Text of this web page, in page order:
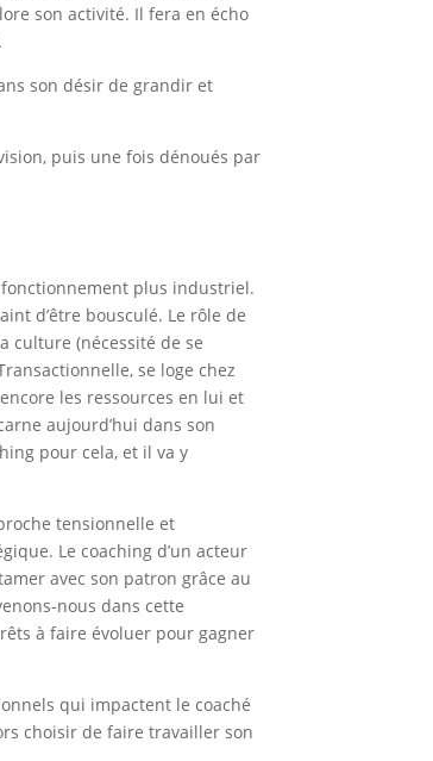
son activité. Il fera en écho
son désir de grandir et
puis une fois dénoués par
plus industriel.
d’être bousculé. Le rôle de
culture (nécessité de se
se loge chez
les ressources en lui et
aujourd’hui dans son
pour cela, et il va y
tensionnelle et
Le coaching d’un acteur
avec son patron grâce au
nous dans cette
à faire évoluer pour gagner
qui impactent le coaché
choisir de faire travailler son